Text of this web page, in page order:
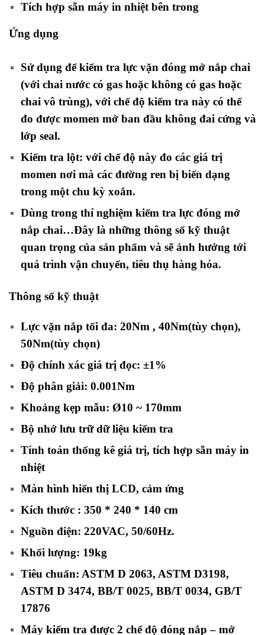
Tích hợp sẵn máy in nhiệt bên trong
Ứng dụng
Sử dụng để kiểm tra lực vặn đóng mở nắp chai
(với chai nước có gas hoặc không có gas hoặc
chai vô trùng), với chế độ kiểm tra này có thể
đo được momen mở ban đầu không đai cứng và
lớp seal.
Kiểm tra lột: với chế độ này đo các giá trị
momen nơi mà các đường ren bị biến dạng
trong một chu kỳ xoắn.
Dùng trong thí nghiệm kiểm tra lực đóng mở
nắp chai…Đây là những thông số kỹ thuật
quan trọng của sản phẩm và sẽ ảnh hưởng tới
quá trình vận chuyển, tiêu thụ hàng hóa.
Thông số kỹ thuật
Lực vặn nắp tối đa: 20Nm , 40Nm(tùy chọn),
50Nm(tùy chọn)
Độ chính xác giá trị đọc: ±1%
Độ phân giải: 0.001Nm
Khoảng kẹp mẫu: Ø10 ~ 170mm
Bộ nhớ lưu trữ dữ liệu kiểm tra
Tính toán thống kê giá trị, tích hợp sẵn máy in
nhiệt
Màn hình hiển thị LCD, cảm ứng
Kích thước : 350 * 240 * 140 cm
Nguồn điện: 220VAC, 50/60Hz.
Khối lượng: 19kg
Tiêu chuẩn: ASTM D 2063, ASTM D3198,
ASTM D 3474, BB/T 0025, BB/T 0034, GB/T
17876
Máy kiểm tra được 2 chế độ đóng nắp – mở